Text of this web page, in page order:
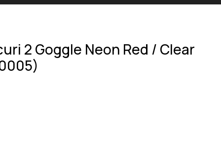
2 Goggle Neon Red / Clear